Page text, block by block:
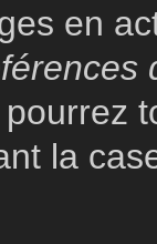
en
la